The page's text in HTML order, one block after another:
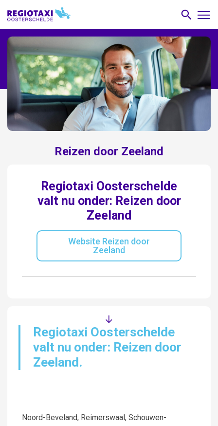
Reizen door Zeeland
Regiotaxi Oosterschelde
valt nu onder: Reizen door
Zeeland
Website Reizen door
Zeeland
Regiotaxi Oosterschelde
valt nu onder: Reizen door
Zeeland.
Noord-Beveland, Reimerswaal, Schouwen-